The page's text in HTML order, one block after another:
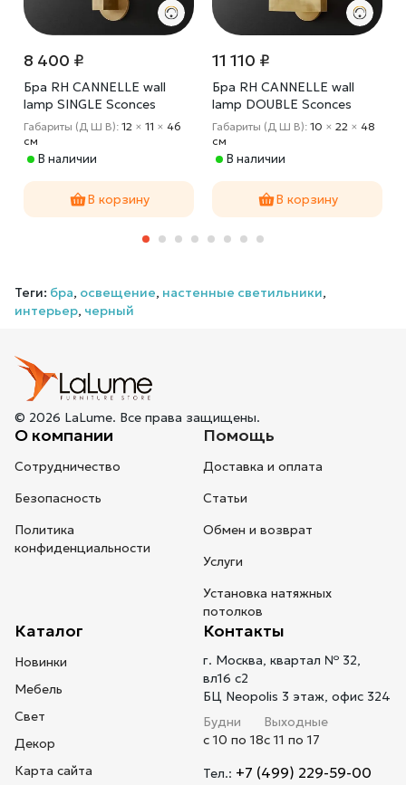
8 400 ₽
Бра RH CANNELLE wall
lamp SINGLE Sconces
Габариты (Д Ш В): 12 × 11 × 46
cм
В наличии
В корзину
11 110 ₽
Бра RH CANNELLE wall
lamp DOUBLE Sconces
Габариты (Д Ш В): 10 × 22 × 48
cм
В наличии
В корзину
Теги: бра, освещение, настенные светильники,
интерьер, черный
© 2026 LaLume. Все права защищены.
О компании
Сотрудничество
Безопасность
Политика
конфиденциальности
Помощь
Доставка и оплата
Статьи
Обмен и возврат
Услуги
Установка натяжных
потолков
Каталог
Новинки
Мебель
Свет
Декор
Карта сайта
Контакты
г. Москва, квартал № 32,
вл16 с2
БЦ Neopolis 3 этаж, офис 324
Будни
с 10 по 18
Выходные
с 11 по 17
Тел.: +7 (499) 229-59-00